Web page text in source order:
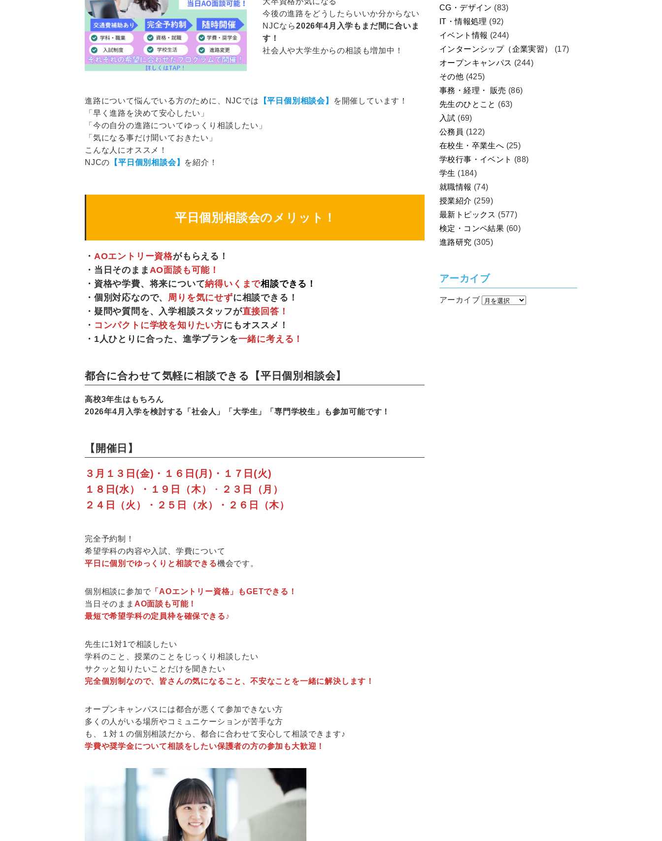
今後の進路をどうしたらいいか分からない
NJCなら2026年4月入学もまだ間に合いま
す！
社会人や大学生からの相談も増加中！
進路について悩んでいる方のために、NJCでは 【平日個別相談会】
を開催しています！
「早く進路を決めて安心したい」
「今の自分の進路についてゆっくり相談したい」
「気になる事だけ聞いておきたい」
こんな人にオススメ！
NJCの 【平日個別相談会】 を紹介！
平日個別相談会のメリット！
・ AOエントリー資格がもらえる！
・当日そのまま AO面談も可能！
・資格や学費、将来について納得いくまで相談できる！
・個別対応なので、 周りを気にせずに相談できる！
・疑問や質問を、入学相談スタッフが直接回答！
・ コンパクトに学校を知りたい方にもオススメ！
・1人ひとりに合った、進学プランを一緒に考える！
都合に合わせて気軽に相談できる【平日個別相談会】
高校3年生はもちろん
2026年4月入学を検討する「社会人」「大学生」「専門学校生」も参加可能です！
【開催日】
３月１３日(金)・１６日(月)・１７日(火)
１８日(水）・１９日（木）
・
２３日（月）
２４日（火）・２５日（水）・２６日（木）
完全予約制！
希望学科の内容や入試、学費について
平日に個別でゆっくりと相談できる機会です。
個別相談に参加で 「AOエントリー資格」もGETできる！
当日そのまま AO面談も可能！
最短で希望学科の定員枠を確保できる♪
先生に1対1で相談したい
学科のこと、授業のことをじっくり相談したい
サクッと知りたいことだけを聞きたい
完全個別制なので、皆さんの気になること、不安なことを一緒に解決します！
オープンキャンパスには都合が悪くて参加できない方
多くの人がいる場所やコミュニケーションが苦手な方
も、１対１の個別相談だから、都合に合わせて安心して相談できます♪
学費や奨学金について相談をしたい保護者の方の参加も大歓迎！
CG・デザイン (83)
IT・情報処理 (92)
イベント情報 (244)
インターンシップ（企業実習）
(17)
オープンキャンパス (244)
その他 (425)
事務・経理・ 販売 (86)
先生のひとこと (63)
入試 (69)
公務員 (122)
在校生・卒業生へ (25)
学校行事・イベント (88)
学生 (184)
就職情報 (74)
授業紹介 (259)
最新トピックス (577)
検定・コンペ結果 (60)
進路研究 (305)
アーカイブ
アーカイブ